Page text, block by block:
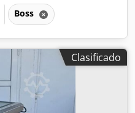
Boss
Clasificado